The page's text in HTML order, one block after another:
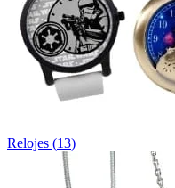
Relojes (13)